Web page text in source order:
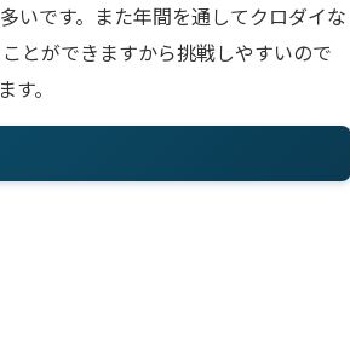
いです。また年間を通してクロダイな
とができますから挑戦しやすいので
。